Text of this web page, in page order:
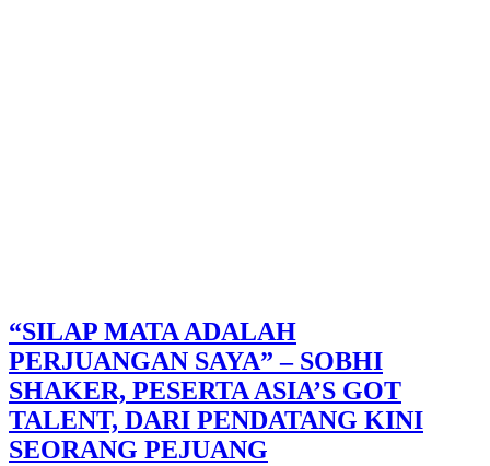
“SILAP MATA ADALAH
PERJUANGAN SAYA” – SOBHI
SHAKER, PESERTA ASIA’S GOT
TALENT, DARI PENDATANG KINI
SEORANG PEJUANG